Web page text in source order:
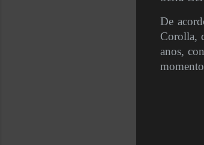
De
Corolla,
anos,